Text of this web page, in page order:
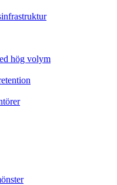
hög volym